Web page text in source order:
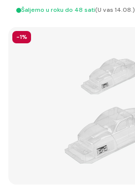
Šaljemo u roku do 48 sati(U vas 14.08.)
-1%